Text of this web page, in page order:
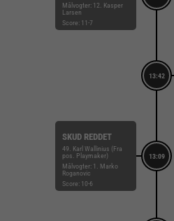
Målvogter: 12. Kasper
Larsen
Score: 11-7
13:42
13:09
SKUD REDDET
49. Karl Wallinius (Fra
pos. Playmaker)
Målvogter: 1. Marko
Roganovic
Score: 10-6